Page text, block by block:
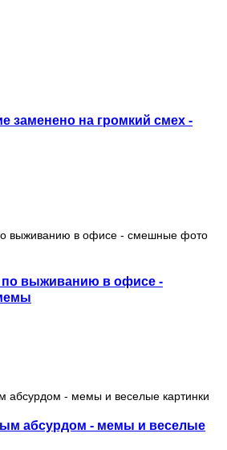
заменено на громкий смех -
по выживанию в офисе -
абсурдом - мемы и веселые